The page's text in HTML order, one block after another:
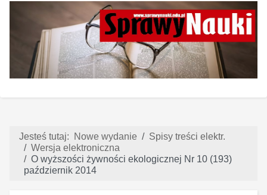
Jesteś tutaj: Nowe wydanie
Spisy treści elektr.
Wersja elektroniczna
O wyższości żywności ekologicznej Nr 10 (193)
październik 2014